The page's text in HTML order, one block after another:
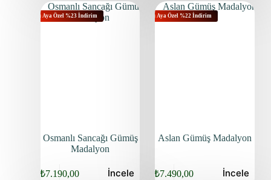
Bu Aya Özel %23 İndirim
Osmanlı Sancağı Gümüş
Madalyon
₺7.190,00 İncele
Bu Aya Özel %22 İndirim
Aslan Gümüş Madalyon
₺7.490,00 İncele